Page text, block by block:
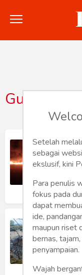
Hankam
Internasional
Bisnis
Humaniora
Sketsa
Gudangbbm
Willy
Willy
Setelah
sebagai
ekslusif, kini
Para penulis
fokus pada
dapat
ide,
maupun riset
bernas,
penyampaian.
Wajah